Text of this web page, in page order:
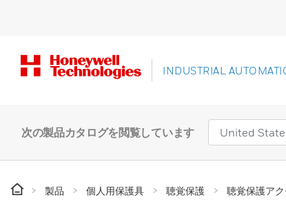
INDUSTRIAL
次の製品カタログを閲覧しています
製品 個人用保護具 聴覚保護 聴覚保護アク